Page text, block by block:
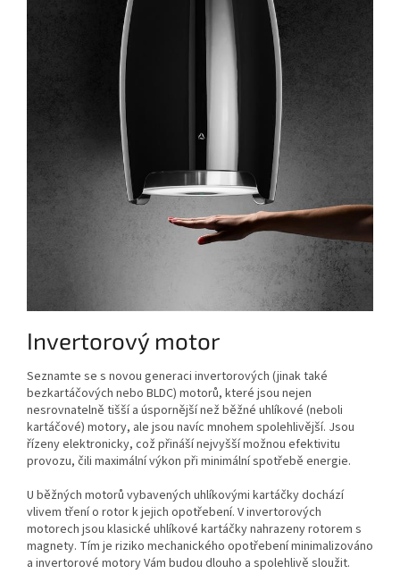
Invertorový motor
Seznamte se s novou generaci invertorových (jinak také
bezkartáčových nebo BLDC) motorů, které jsou nejen
nesrovnatelně tišší a úspornější než běžné uhlíkové (neboli
kartáčové) motory, ale jsou navíc mnohem spolehlivější. Jsou
řízeny elektronicky, což přináší nejvyšší možnou efektivitu
provozu, čili maximální výkon při minimální spotřebě energie.
U běžných motorů vybavených uhlíkovými kartáčky dochází
vlivem tření o rotor k jejich opotřebení. V invertorových
motorech jsou klasické uhlíkové kartáčky nahrazeny rotorem s
magnety. Tím je riziko mechanického opotřebení minimalizováno
a invertorové motory Vám budou dlouho a spolehlivě sloužit.